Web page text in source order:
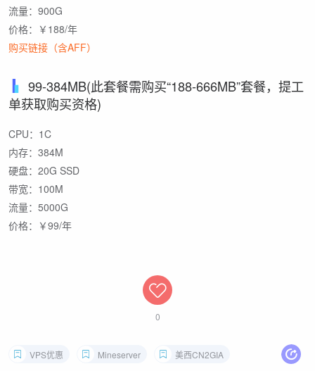
流量：900G
价格：￥188/年
购买链接（含AFF）
99-384MB(此套餐需购买“188-666MB”套餐，提工
单获取购买资格)
CPU：1C
内存：384M
硬盘：20G SSD
带宽：100M
流量：5000G
价格：￥99/年
0
VPS优惠 Mineserver 美西CN2GIA